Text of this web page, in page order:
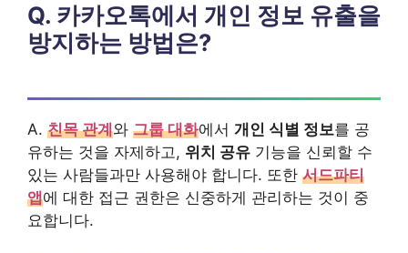
Q. 카카오톡에서 개인 정보 유출을
방지하는 방법은?
A. 친목 관계와 그룹 대화에서 개인 식별 정보를 공
유하는 것을 자제하고, 위치 공유 기능을 신뢰할 수
있는 사람들과만 사용해야 합니다. 또한 서드파티
앱에 대한 접근 권한은 신중하게 관리하는 것이 중
요합니다.